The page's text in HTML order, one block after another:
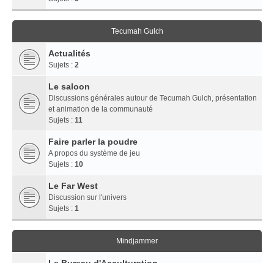
Tecumah Gulch
Actualités
Sujets : 2
Le saloon
Discussions générales autour de Tecumah Gulch, présentation
et animation de la communauté
Sujets : 11
Faire parler la poudre
A propos du système de jeu
Sujets : 10
Le Far West
Discussion sur l'univers
Sujets : 1
Mindjammer